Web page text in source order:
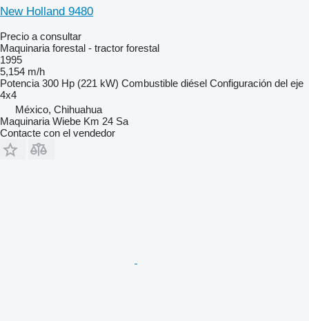
New Holland 9480
Precio a consultar
Maquinaria forestal - tractor forestal
1995
5,154 m/h
Potencia 300 Hp (221 kW) Combustible diésel Configuración del eje
4x4
México, Chihuahua
Maquinaria Wiebe Km 24 Sa
Contacte con el vendedor